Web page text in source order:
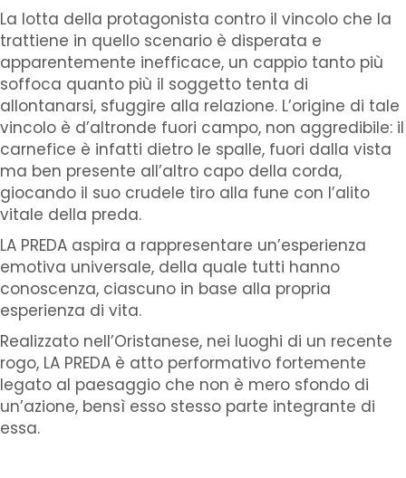
La lotta della protagonista contro il vincolo che la
trattiene in quello scenario è disperata e
apparentemente inefficace, un cappio tanto più
soffoca quanto più il soggetto tenta di
allontanarsi, sfuggire alla relazione. L’origine di tale
vincolo è d’altronde fuori campo, non aggredibile: il
carnefice è infatti dietro le spalle, fuori dalla vista
ma ben presente all’altro capo della corda,
giocando il suo crudele tiro alla fune con l’alito
vitale della preda.
LA PREDA aspira a rappresentare un’esperienza
emotiva universale, della quale tutti hanno
conoscenza, ciascuno in base alla propria
esperienza di vita.
Realizzato nell’Oristanese, nei luoghi di un recente
rogo, LA PREDA è atto performativo fortemente
legato al paesaggio che non è mero sfondo di
un’azione, bensì esso stesso parte integrante di
essa.